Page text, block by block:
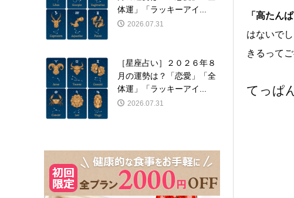
「高たん
はないで
きるって
てっぱ
体運」「ラッキーアイ...
2026.07.31
［星座占い］２０２６年８
月の運勢は？「恋愛」「全
体運」「ラッキーアイ...
2026.07.31